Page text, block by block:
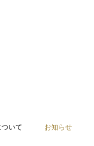
いて お知らせ